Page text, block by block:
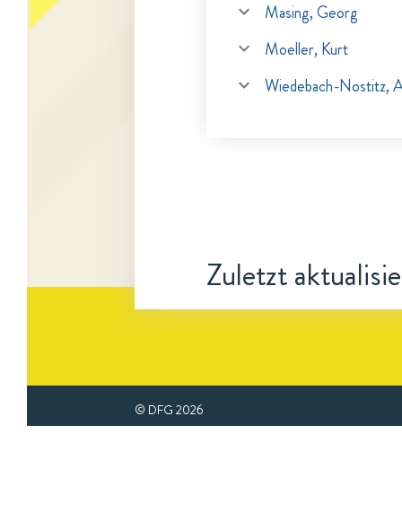
Masing, Georg
Moeller, Kurt
Wiedebach-Nostitz,
Zuletzt
© DFG 2026